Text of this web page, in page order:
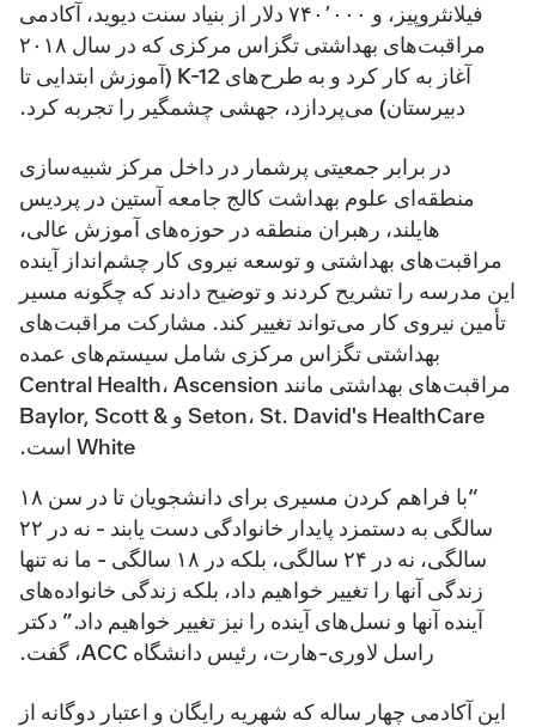
فیلانثروپیز، و ۷۴۰٬۰۰۰ دلار از بنیاد سنت دیوید، آکادمی
مراقبت‌های بهداشتی تگزاس مرکزی که در سال ۲۰۱۸
آغاز به کار کرد و به طرح‌های K-12 (آموزش ابتدایی تا
دبیرستان) می‌پردازد، جهشی چشمگیر را تجربه کرد.
در برابر جمعیتی پرشمار در داخل مرکز شبیه‌سازی
منطقه‌ای علوم بهداشت کالج جامعه آستین در پردیس
هایلند، رهبران منطقه در حوزه‌های آموزش عالی،
مراقبت‌های بهداشتی و توسعه نیروی کار چشم‌انداز آینده
این مدرسه را تشریح کردند و توضیح دادند که چگونه مسیر
تأمین نیروی کار می‌تواند تغییر کند. مشارکت مراقبت‌های
بهداشتی تگزاس مرکزی شامل سیستم‌های عمده
مراقبت‌های بهداشتی مانند Central Health، Ascension
Seton، St. David's HealthCare و Baylor, Scott &
White است.
“با فراهم کردن مسیری برای دانشجویان تا در سن ۱۸
سالگی به دستمزد پایدار خانوادگی دست یابند - نه در ۲۲
سالگی، نه در ۲۴ سالگی، بلکه در ۱۸ سالگی - ما نه تنها
زندگی آنها را تغییر خواهیم داد، بلکه زندگی خانواده‌های
آینده آنها و نسل‌های آینده را نیز تغییر خواهیم داد.” دکتر
راسل لاوری-هارت، رئیس دانشگاه ACC، گفت.
این آکادمی چهار ساله که شهریه رایگان و اعتبار دوگانه از